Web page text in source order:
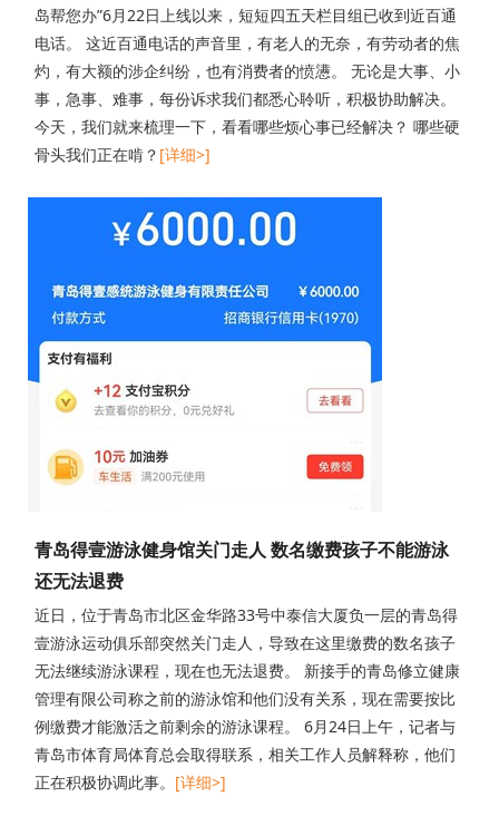
岛帮您办”6月22日上线以来，短短四五天栏目组已收到近百通
电话。 这近百通电话的声音里，有老人的无奈，有劳动者的焦
灼，有大额的涉企纠纷，也有消费者的愤懑。 无论是大事、小
事，急事、难事，每份诉求我们都悉心聆听，积极协助解决。
今天，我们就来梳理一下，看看哪些烦心事已经解决？ 哪些硬
骨头我们正在啃？ [详细>]
青岛得壹游泳健身馆关门走人 数名缴费孩子不能游泳
还无法退费
近日，位于青岛市北区金华路33号中泰信大厦负一层的青岛得
壹游泳运动俱乐部突然关门走人，导致在这里缴费的数名孩子
无法继续游泳课程，现在也无法退费。 新接手的青岛修立健康
管理有限公司称之前的游泳馆和他们没有关系，现在需要按比
例缴费才能激活之前剩余的游泳课程。 6月24日上午，记者与
青岛市体育局体育总会取得联系，相关工作人员解释称，他们
正在积极协调此事。 [详细>]